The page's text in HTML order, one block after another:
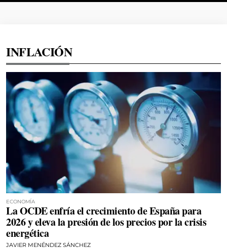
INFLACIÓN
ECONOMÍA
La OCDE enfría el crecimiento de España para
2026 y eleva la presión de los precios por la crisis
energética
JAVIER MENÉNDEZ SÁNCHEZ